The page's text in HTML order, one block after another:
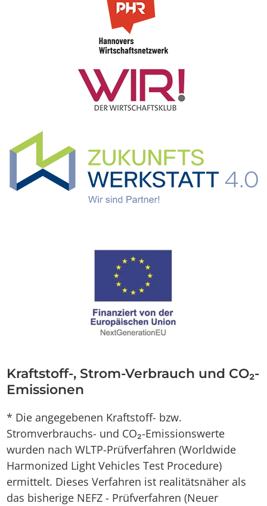
Kraftstoff-, Strom-Verbrauch und CO₂-
Emissionen
* Die angegebenen Kraftstoff- bzw.
Stromverbrauchs- und CO₂-Emissionswerte
wurden nach WLTP-Prüfverfahren (Worldwide
Harmonized Light Vehicles Test Procedure)
ermittelt. Dieses Verfahren ist realitätsnäher als
das bisherige NEFZ - Prüfverfahren (Neuer